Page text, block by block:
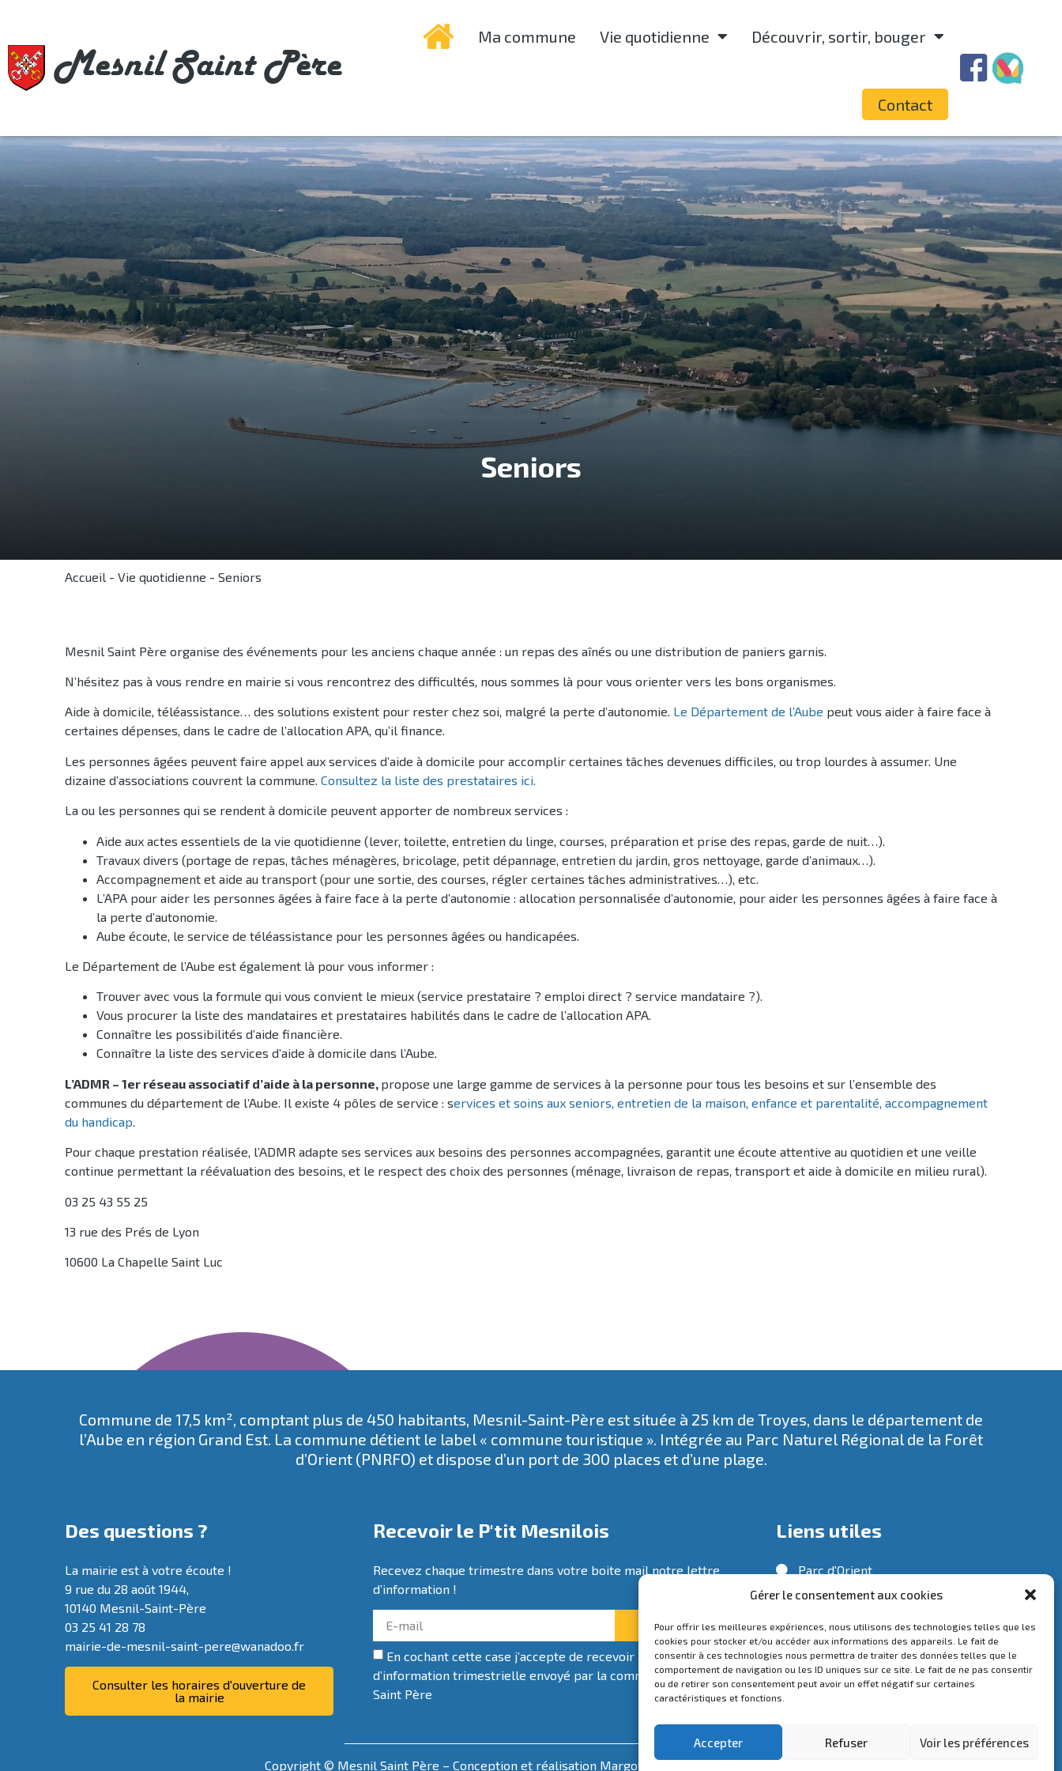
Gérer le consentement aux cookies
Pour offrir les meilleures expériences, nous utilisons des technologies telles que les
cookies pour stocker et/ou accéder aux informations des appareils. Le fait de
consentir à ces technologies nous permettra de traiter des données telles que le
comportement de navigation ou les ID uniques sur ce site. Le fait de ne pas consentir
ou de retirer son consentement peut avoir un effet négatif sur certaines
caractéristiques et fonctions.
Accepter Refuser Voir les préférences
Mesnil Saint Père
Ma commune Vie quotidienne Découvrir, sortir, bouger
Contact
Seniors
Accueil - Vie quotidienne - Seniors
Mesnil Saint Père organise des événements pour les anciens chaque année : un repas des aînés ou une distribution de paniers garnis.
N’hésitez pas à vous rendre en mairie si vous rencontrez des difficultés, nous sommes là pour vous orienter vers les bons organismes.
Aide à domicile, téléassistance… des solutions existent pour rester chez soi, malgré la perte d’autonomie. Le Département de l’Aube peut vous aider à faire face à
certaines dépenses, dans le cadre de l’allocation APA, qu’il finance.
Les personnes âgées peuvent faire appel aux services d’aide à domicile pour accomplir certaines tâches devenues difficiles, ou trop lourdes à assumer. Une
dizaine d’associations couvrent la commune. Consultez la liste des prestataires ici.
La ou les personnes qui se rendent à domicile peuvent apporter de nombreux services :
Aide aux actes essentiels de la vie quotidienne (lever, toilette, entretien du linge, courses, préparation et prise des repas, garde de nuit…).
Travaux divers (portage de repas, tâches ménagères, bricolage, petit dépannage, entretien du jardin, gros nettoyage, garde d’animaux…).
Accompagnement et aide au transport (pour une sortie, des courses, régler certaines tâches administratives…), etc.
L’APA pour aider les personnes âgées à faire face à la perte d’autonomie : allocation personnalisée d’autonomie, pour aider les personnes âgées à faire face à
la perte d’autonomie.
Aube écoute, le service de téléassistance pour les personnes âgées ou handicapées.
Le Département de l’Aube est également là pour vous informer :
Trouver avec vous la formule qui vous convient le mieux (service prestataire ? emploi direct ? service mandataire ?).
Vous procurer la liste des mandataires et prestataires habilités dans le cadre de l’allocation APA.
Connaître les possibilités d’aide financière.
Connaître la liste des services d’aide à domicile dans l’Aube.
L’ADMR – 1er réseau associatif d’aide à la personne, propose une large gamme de services à la personne pour tous les besoins et sur l’ensemble des
communes du département de l’Aube. Il existe 4 pôles de service : services et soins aux seniors, entretien de la maison, enfance et parentalité, accompagnement
du handicap
Pour chaque prestation réalisée, l’ADMR adapte ses services aux besoins des personnes accompagnées, garantit une écoute attentive au quotidien et une veille
continue permettant la réévaluation des besoins, et le respect des choix des personnes (ménage, livraison de repas, transport et aide à domicile en milieu rural).
03 25 43 55 25
13 rue des Prés de Lyon
10600 La Chapelle Saint Luc
Commune de 17,5 km², comptant plus de 450 habitants, Mesnil-Saint-Père est située à 25 km de Troyes, dans le département de
l’Aube en région Grand Est. La commune détient le label « commune touristique ». Intégrée au Parc Naturel Régional de la Forêt
d’Orient(PNRFO) et dispose d’un port de 300 places et d’une plage.
Des questions ?
La mairie est à votre écoute !
9 rue du 28 août 1944,
10140 Mesnil-Saint-Père
03 25 41 28 78
mairie-de-mesnil-saint-pere@wanadoo.fr
Consulter les horaires d'ouverture de
la mairie
Recevoir le P'tit Mesnilois
Recevez chaque trimestre dans votre boite mail notre lettre
d’information !
En cochant cette case j’accepte de recevoir la lettre
d’information trimestrielle envoyé par la commune de Mesnil
Saint Père
Je m'abonne
Liens utiles
Parc d'Orient
Troyes Champagne Métropole
Préfecture de l'Aube
Service public
Copyright © Mesnil Saint Père – Conception et réalisation Margot Cartier–Mentions légales